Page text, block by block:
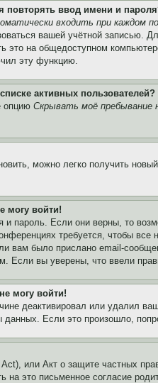
повторять ввод имени и
входить при каждом
вашей учётной
это на общедоступном
эту функцию.
активных пользователей?
опцию Скрывать моё пребывание
можно легко получить
могу войти!
и пароль. Если они верны, то
требуется, чтобы
вам было прислано email-
Если вы уверены, что ввели
могу войти!
деактивировал или удалил
Если это произошло,
или Акт о защите частных
на это письменное согласие